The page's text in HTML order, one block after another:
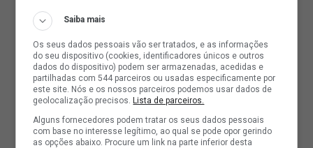
Saiba mais
Os seus dados pessoais vão ser tratados, e as informações
do seu dispositivo (cookies, identificadores únicos e outros
dados do dispositivo) podem ser armazenadas, acedidas e
partilhadas com 544 parceiros ou usadas especificamente por
este site. Nós e os nossos parceiros podemos usar dados de
geolocalização precisos. Lista de parceiros.
Alguns fornecedores podem tratar os seus dados pessoais
com base no interesse legítimo, ao qual se pode opor gerindo
as opções abaixo. Procure um link na parte inferior desta